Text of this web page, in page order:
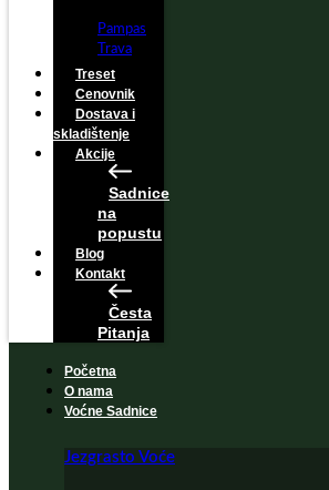
Pampas
Trava
Treset
Cenovnik
Dostava i
skladištenje
Akcije
Sadnice
na
popustu
Blog
Kontakt
Česta
Pitanja
Početna
O nama
Voćne Sadnice
Jezgrasto Voće